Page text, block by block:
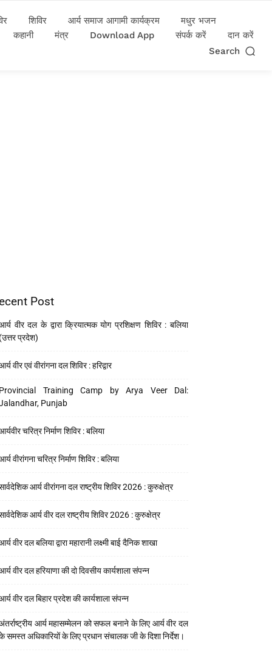
शिविर आर्य समाज आगामी कार्यक्रम
मधुर भजन
कहानी
मंत्र Download App संपर्क करें
दान करें
Search
Post
वीर दल के द्वारा क्रियात्मक योग प्रशिक्षण शिविर : बलिया
प्रदेश)
वीर एवं वीरांगना दल शिविर : हरिद्वार
Training Camp by Arya Veer Dal:
Punjab
चरित्र निर्माण शिविर : बलिया
वीरांगना चरित्र निर्माण शिविर : बलिया
आर्य वीरांगना दल राष्ट्रीय शिविर 2026 : कुरुक्षेत्र
आर्य वीर दल राष्ट्रीय शिविर 2026 : कुरुक्षेत्र
वीर दल बलिया द्वारा महारानी लक्ष्मी बाई दैनिक शाखा
वीर दल हरियाणा की दो दिवसीय कार्यशाला संपन्न
वीर दल बिहार प्रदेश की कार्यशाला संपन्न
आर्य महासम्मेलन को सफल बनाने के लिए आर्य वीर दल
समस्त अधिकारियों के लिए प्रधान संचालक जी के दिशा निर्देश।